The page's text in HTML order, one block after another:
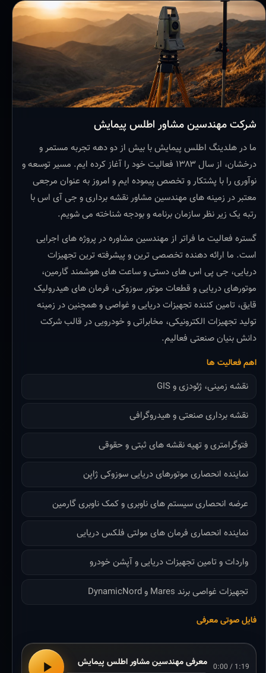
شرکت مهندسین مشاور اطلس پیمایش
ما در هلدینگ اطلس پیمایش با بیش از دو دهه تجربه مستمر و
درخشان، از سال ۱۳۸۳ فعالیت خود را آغاز کرده ایم. مسیر توسعه و
نوآوری را با پشتکار و تخصص پیموده ایم و امروز به عنوان مرجعی
معتبر در زمینه های مهندسین مشاور نقشه برداری و جی آی اس با
رتبه یک زیر نظر سازمان برنامه و بودجه شناخته می شویم.
گستره فعالیت ما فراتر از مهندسین مشاوره در پروژه های اجرایی
است. ما ارائه دهنده تخصصی ترین و پیشرفته ترین تجهیزات
دریایی، جی پی اس های دستی و ساعت های هوشمند گارمین،
موتورهای دریایی و قطعات موتور سوزوکی، فرمان های هیدرولیک
قایق، تامین کننده تجهیزات دریایی و غواصی و همچنین در زمینه
تولید تجهیزات الکترونیکی، مخابراتی و خودرویی در قالب شرکت
دانش بنیان صنعتی فعالیم.
اهم فعالیت ها
نقشه زمینی، ژئودزی و GIS
نقشه برداری صنعتی و هیدروگرافی
فتوگرامتری و تهیه نقشه های ثبتی و حقوقی
نماینده انحصاری موتورهای دریایی سوزوکی ژاپن
عرضه انحصاری سیستم های ناوبری و کمک ناوبری گارمین
نماینده انحصاری فرمان های مولتی فلکس دریایی
واردات و تامین تجهیزات دریایی و آپشن خودرو
تجهیزات غواصی برند Mares و DynamicNord
فایل صوتی معرفی
0:00 / 1:19 معرفی مهندسین مشاور اطلس پیمایش